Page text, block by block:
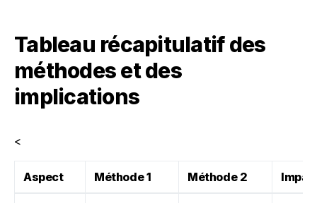
Tableau récapitulatif des
méthodes et des
implications
<
Aspect Méthode 1 Méthode 2